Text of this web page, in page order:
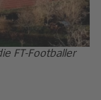
FT-Footballer